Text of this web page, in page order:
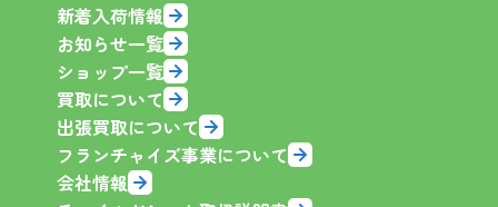
新着入荷情報
お知らせ一覧
ショップ一覧
買取について
出張買取について
フランチャイズ事業について
会社情報